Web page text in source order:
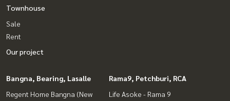
Townhouse
Sale
Rent
Our project
Bangna, Bearing, Lasalle
Regent Home Bangna (New
Rama9, Petchburi, RCA
Life Asoke - Rama 9